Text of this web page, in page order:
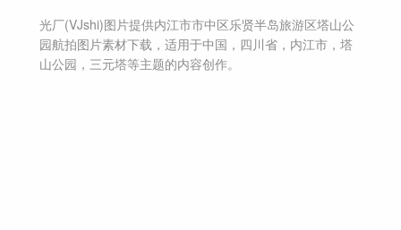
光厂(VJshi)图片提供内江市市中区乐贤半岛旅游区塔山公
园航拍图片素材下载，适用于中国，四川省，内江市，塔
山公园，三元塔等主题的内容创作。